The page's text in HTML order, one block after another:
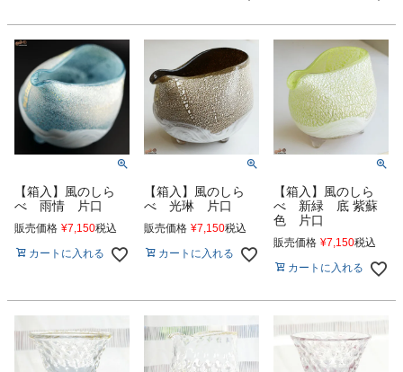
【箱入】風のしら
べ 雨情 片口
販売価格 ¥7,150税込
カートに入れる
【箱入】風のしら
べ 光琳 片口
販売価格 ¥7,150税込
カートに入れる
【箱入】風のしら
べ 新緑 底 紫蘇
色 片口
販売価格 ¥7,150税込
カートに入れる